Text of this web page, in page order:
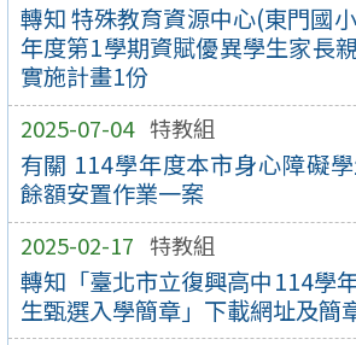
轉知 特殊教育資源中心(東門國
年度第1學期資賦優異學生家長
實施計畫1份
2025-07-04 特教組
有關 114學年度本市身心障礙
餘額安置作業一案
2025-02-17 特教組
轉知「臺北市立復興高中114學
生甄選入學簡章」下載網址及簡